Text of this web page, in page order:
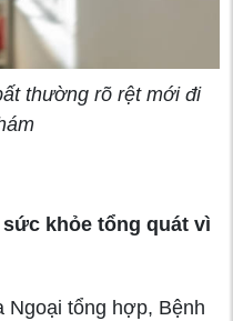
thường rõ rệt mới đi
khỏe tổng quát vì
tổng hợp, Bệnh